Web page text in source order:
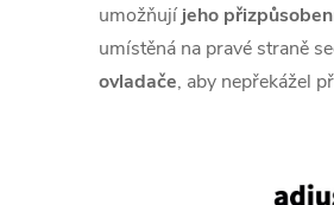
umožňují jeho
umístěná na pravé straně
ovladače, aby nepřekážel